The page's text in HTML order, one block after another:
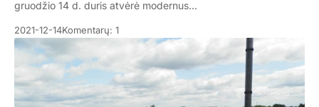
gruodžio 14 d. duris atvėrė modernus…
2021-12-14Komentarų: 1